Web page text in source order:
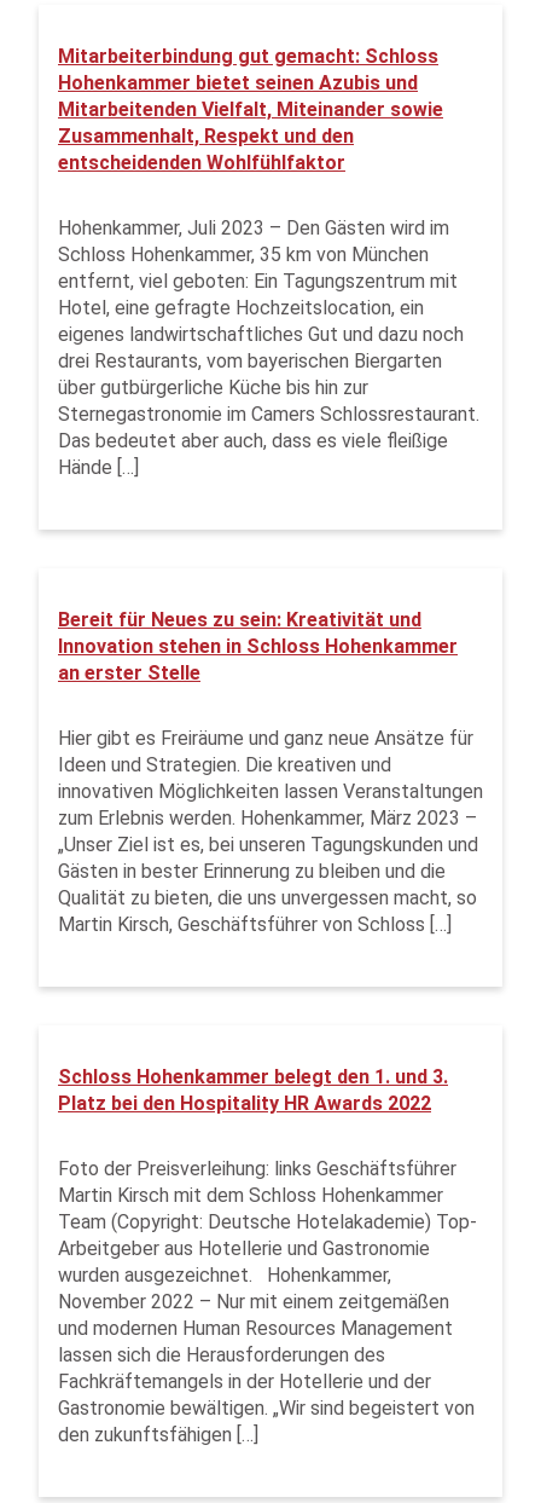
Mitarbeiterbindung gut gemacht: Schloss
Hohenkammer bietet seinen Azubis und
Mitarbeitenden Vielfalt, Miteinander sowie
Zusammenhalt, Respekt und den
entscheidenden Wohlfühlfaktor
Hohenkammer, Juli 2023 – Den Gästen wird im
Schloss Hohenkammer, 35 km von München
entfernt, viel geboten: Ein Tagungszentrum mit
Hotel, eine gefragte Hochzeitslocation, ein
eigenes landwirtschaftliches Gut und dazu noch
drei Restaurants, vom bayerischen Biergarten
über gutbürgerliche Küche bis hin zur
Sternegastronomie im Camers Schlossrestaurant.
Das bedeutet aber auch, dass es viele fleißige
Hände […]
Bereit für Neues zu sein: Kreativität und
Innovation stehen in Schloss Hohenkammer
an erster Stelle
Hier gibt es Freiräume und ganz neue Ansätze für
Ideen und Strategien. Die kreativen und
innovativen Möglichkeiten lassen Veranstaltungen
zum Erlebnis werden. Hohenkammer, März 2023 –
„Unser Ziel ist es, bei unseren Tagungskunden und
Gästen in bester Erinne­rung zu blei­ben und die
Quali­tät zu bieten, die uns unvergessen macht, so
Martin Kirsch, Geschäftsführer von Schloss […]
Schloss Hohenkammer belegt den 1. und 3.
Platz bei den Hospitality HR Awards 2022
Foto der Preisverleihung: links Geschäftsführer
Martin Kirsch mit dem Schloss Hohenkammer
Team (Copyright: Deutsche Hotelakademie) Top-
Arbeitgeber aus Hotellerie und Gastronomie
wurden ausgezeichnet. Hohenkammer,
November 2022 – Nur mit einem zeitgemäßen
und modernen Human Resources Management
lassen sich die Herausforderungen des
Fachkräftemangels in der Hotellerie und der
Gastronomie bewältigen. „Wir sind begeistert von
den zukunftsfähigen […]